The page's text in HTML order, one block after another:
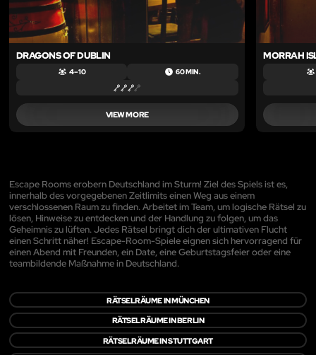
DRAGONS OF DUBLIN
4 – 10 60 MIN.
VIEW MORE
MORRAH
Escape Rooms erobern Deutschland im Sturm! Ziel des Spiels ist es,
innerhalb des vorgegebenen Zeitlimits einen Weg aus einem
verschlossenen Raum zu finden. Arbeitet im Team, um logische Rätsel zu
lösen, Hinweise zu entdecken und der Handlung zu folgen, um das
Geheimnis zu lüften. Jedes Rätsel bringt dich der ultimativen Flucht
einen Schritt näher! Escape-Room-Spiele eignen sich hervorragend für
einen Abend mit Freunden, ein Date, eine Geburtstagsfeier oder eine
teambildende Maßnahme in Deutschland.
RÄTSELRÄUME IN MÜNCHEN
RÄTSELRÄUME IN BERLIN
RÄTSELRÄUME IN STUTTGART